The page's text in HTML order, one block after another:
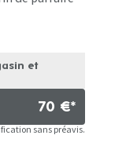
et
70 €*
sans préavis.